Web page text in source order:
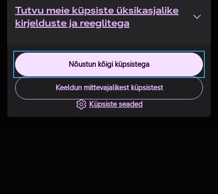
Tutvu meie küpsiste üksikasjalike
kirjelduste ja reeglitega
Nõustun kõigi küpsistega
Keeldun mittevajalikest küpsistest
Küpsiste seaded